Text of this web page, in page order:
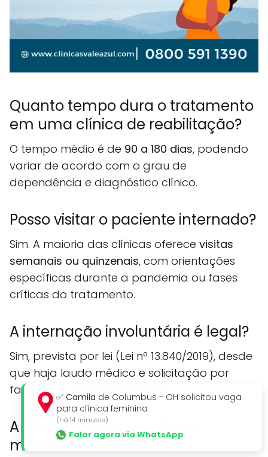
Quanto tempo dura o tratamento
em uma clínica de reabilitação?
O tempo médio é de 90 a 180 dias, podendo
variar de acordo com o grau de
dependência e diagnóstico clínico.
Posso visitar o paciente internado?
Sim. A maioria das clínicas oferece visitas
semanais ou quinzenais, com orientações
específicas durante a pandemia ou fases
críticas do tratamento.
A internação involuntária é legal?
Sim, prevista por lei (Lei nº 13.840/2019), desde
que haja laudo médico e solicitação por
familiar ou responsável legal.
A clínica aceita convênios
médicos?
✅ Camila de Columbus - OH solicitou vaga
para clínica feminina
(há 14 minutos)
Falar agora via WhatsApp